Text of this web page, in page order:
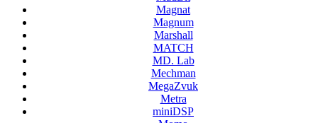
Magnat
Magnum
Marshall
MATCH
MD. Lab
Mechman
MegaZvuk
Metra
miniDSP